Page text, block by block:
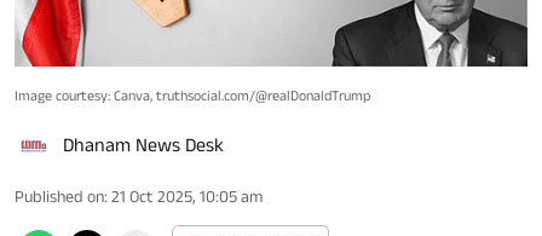
Image courtesy: Canva, truthsocial.com/@realDonaldTrump
Dhanam News Desk
Published on: 21 Oct 2025, 10:05 am